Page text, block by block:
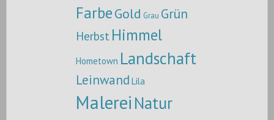
FarbeGold Grau Grün
Herbst Himmel
Hometown Landschaft
Leinwand Lila
Malerei Natur